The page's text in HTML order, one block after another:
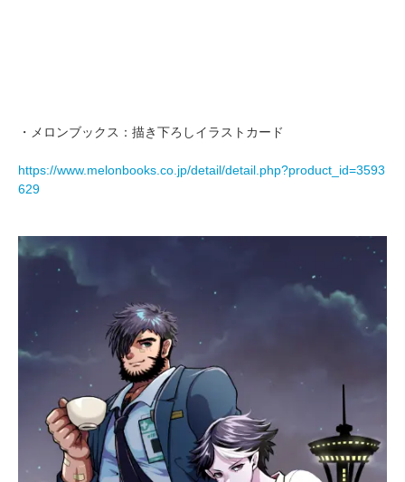
・メロンブックス：描き下ろしイラストカード
https://www.melonbooks.co.jp/detail/detail.php?product_id=3593
629